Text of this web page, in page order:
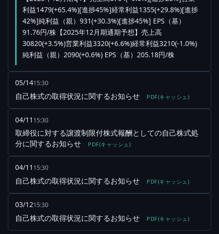
利益1479(+65.4%)[進捗45%]経常利益1355(+29.8%)[進捗
42%]純利益（親）931(+30.3%)[進捗45%] EPS（基）
91.76円/株【2025年12月期通期予想】売上高
30820(+3.5%)営業利益3320(+6.6%)経常利益3210(-1.0%)
純利益（親）2090(+0.6%) EPS（基）205.18円/株
05/1415:30
自己株式の取得状況に関するお知らせ PDF(キャッシュ)
04/11 15:30
取締役に対する譲渡制限付株式報酬としての自己株式処
分に関するお知らせ
PDF(キャッシュ)
04/11 15:30
自己株式の取得状況に関するお知らせ PDF(キャッシュ)
03/1215:30
自己株式の取得状況に関するお知らせ PDF(キャッシュ)